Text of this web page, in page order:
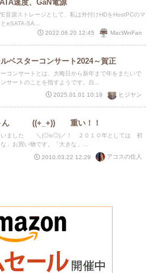
速度、GaN電源
音源ストレージとして、私は外付けHDをHostPCのマ
eSATA-SA...
2022.06.20 12:45
MacWinFan
ベスターコンサート2024～賀正
コンサートとは、大晦日から新年まで年をまたいで
サートのことを指すようです。自...
2025.01.01 10:18
ヒジヤン
～ん ((+_+)) 重い！！
いました ＼(◎o◎)／！ ２０１０年としては 初
」お買い物です。「大きな」...
2010.03.22 12:29
アコスの住人